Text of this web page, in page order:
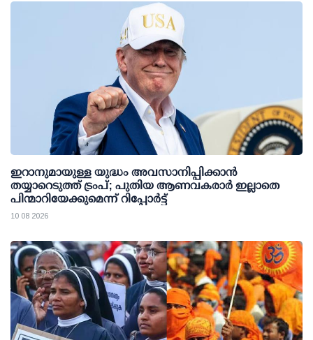
ഇറാനുമായുള്ള യുദ്ധം അവസാനിപ്പിക്കാൻ
തയ്യാറെടുത്ത് ട്രംപ്; പുതിയ ആണവകരാർ ഇല്ലാതെ
പിന്മാറിയേക്കുമെന്ന് റിപ്പോർട്ട്
10 08 2026